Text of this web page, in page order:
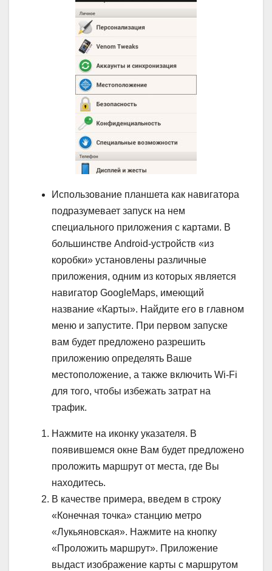
Использование планшета как навигатора
подразумевает запуск на нем
специального приложения с картами. В
большинстве Android-устройств «из
коробки» установлены различные
приложения, одним из которых является
навигатор GoogleMaps, имеющий
название «Карты». Найдите его в главном
меню и запустите. При первом запуске
вам будет предложено разрешить
приложению определять Ваше
местоположение, а также включить Wi-Fi
для того, чтобы избежать затрат на
трафик.
Нажмите на иконку указателя. В
появившемся окне Вам будет предложено
проложить маршрут от места, где Вы
находитесь.
В качестве примера, введем в строку
«Конечная точка» станцию метро
«Лукьяновская». Нажмите на кнопку
«Проложить маршрут». Приложение
выдаст изображение карты с маршрутом